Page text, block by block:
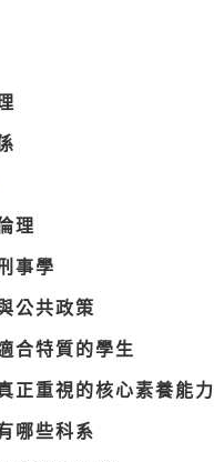
理
事學
公共政策
合特質的學生
正重視的核心素養能力
哪些科系